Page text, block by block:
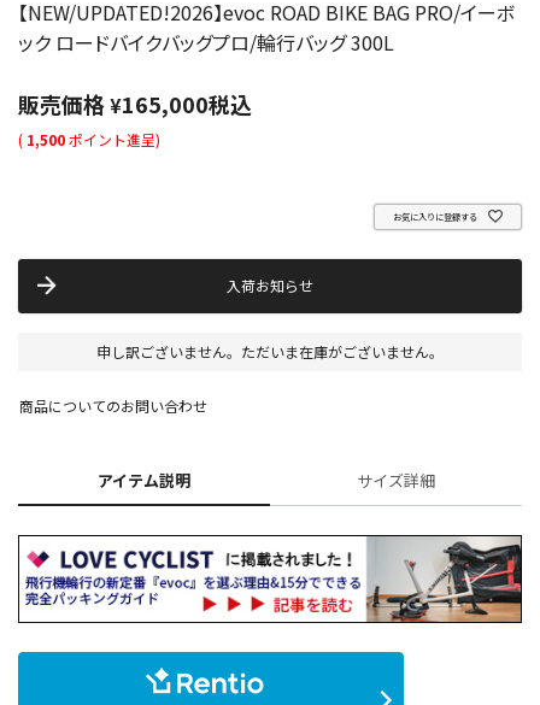
【NEW/UPDATED!2026】evoc ROAD BIKE BAG PRO/イーボ
ック ロードバイクバッグプロ/輪行バッグ 300L
販売価格¥165,000税込
( 1,500ポイント進呈)
お気に入りに登録する
入荷お知らせ
申し訳ございません。ただいま在庫がございません。
商品についてのお問い合わせ
アイテム説明 サイズ詳細